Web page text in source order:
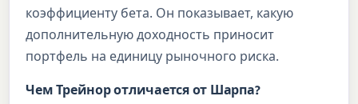
коэффициенту бета. Он показывает, какую
дополнительную доходность приносит
портфель на единицу рыночного риска.
Чем Трейнор отличается от Шарпа?